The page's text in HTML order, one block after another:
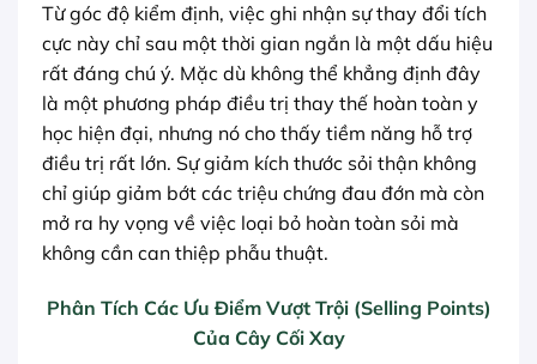
Từ góc độ kiểm định, việc ghi nhận sự thay đổi tích
cực này chỉ sau một thời gian ngắn là một dấu hiệu
rất đáng chú ý. Mặc dù không thể khẳng định đây
là một phương pháp điều trị thay thế hoàn toàn y
học hiện đại, nhưng nó cho thấy tiềm năng hỗ trợ
điều trị rất lớn. Sự giảm kích thước sỏi thận không
chỉ giúp giảm bớt các triệu chứng đau đớn mà còn
mở ra hy vọng về việc loại bỏ hoàn toàn sỏi mà
không cần can thiệp phẫu thuật.
Phân Tích Các Ưu Điểm Vượt Trội (Selling Points)
Của Cây Cối Xay